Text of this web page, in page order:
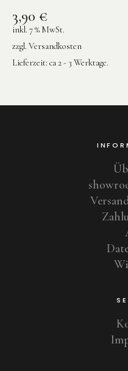
3,90 €
inkl. 7 % MwSt.
zzgl. Versandkosten
Lieferzeit: ca 2 - 3 Werktage.